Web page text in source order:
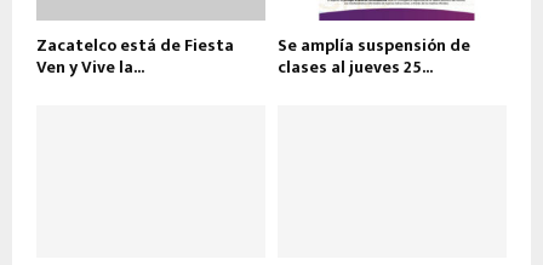
Zacatelco está de Fiesta
Ven y Vive la...
Se amplía suspensión de
clases al jueves 25...